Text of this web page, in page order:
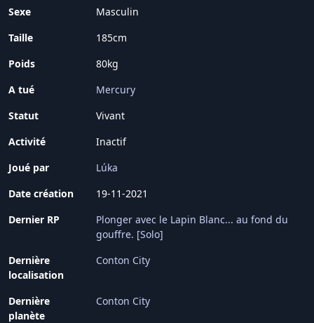
Sexe
Masculin
Taille
185cm
Poids
80kg
A tué
Mercury
Statut
Vivant
Activité
Inactif
Joué par
Lúka
Date création
19-11-2021
Dernier RP
Plonger avec le Lapin Blanc... au fond du
gouffre. [Solo]
Dernière
localisation
Conton City
Dernière
planète
Conton City